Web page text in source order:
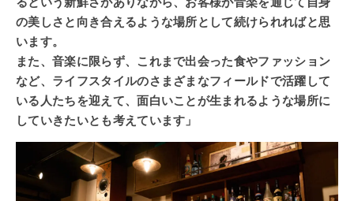
の美しさと向き合えるような場所として続けられればと思
います。
また、音楽に限らず、これまで出会った食やファッション
など、ライフスタイルのさまざまなフィールドで活躍して
いる人たちを迎えて、面白いことが生まれるような場所に
していきたいとも考えています」